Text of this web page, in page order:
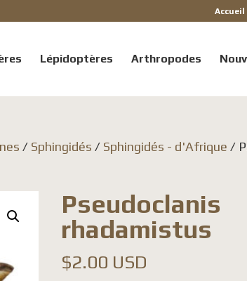
Accueil
Lépidoptères Arthropodes
/ Sphingidés / Sphingidés - d'Afrique /
Pseudoclanis
rhadamistus
$2.00 USD